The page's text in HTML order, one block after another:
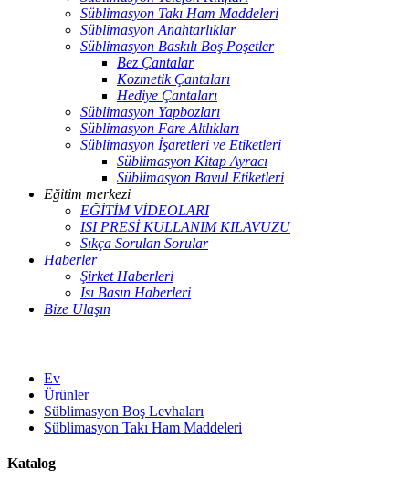
Süblimasyon Takı Ham Maddeleri
Süblimasyon Anahtarlıklar
Süblimasyon Baskılı Boş Poşetler
Bez Çantalar
Kozmetik Çantaları
Hediye Çantaları
Süblimasyon Yapbozları
Süblimasyon Fare Altlıkları
Süblimasyon İşaretleri ve Etiketleri
Süblimasyon Kitap Ayracı
Süblimasyon Bavul Etiketleri
Eğitim merkezi
EĞİTİM VİDEOLARI
ISI PRESİ KULLANIM KILAVUZU
Sıkça Sorulan Sorular
Haberler
Şirket Haberleri
Isı Basın Haberleri
Bize Ulaşın
Ev
Ürünler
Süblimasyon Boş Levhaları
Süblimasyon Takı Ham Maddeleri
Katalog